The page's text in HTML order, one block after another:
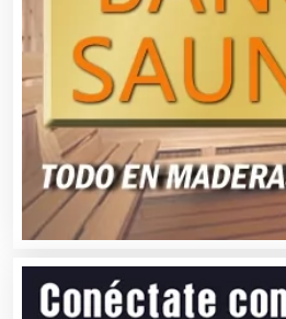
Artículos Importados
Artículos para el Hogar
Artículos para Regalos
Artículos Personales